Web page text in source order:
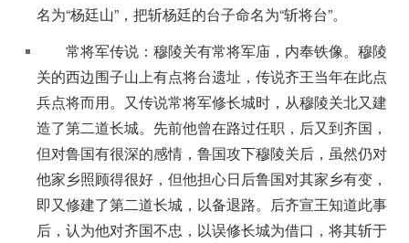
名为“杨廷山”，把斩杨廷的台子命名为“斩将台”。
常将军传说：穆陵关有常将军庙，内奉铁像。穆陵
关的西边围子山上有点将台遗址，传说齐王当年在此点
兵点将而用。又传说常将军修长城时，从穆陵关北又建
造了第二道长城。先前他曾在路过任职，后又到齐国，
但对鲁国有很深的感情，鲁国攻下穆陵关后，虽然仍对
他家乡照顾得很好，但他担心日后鲁国对其家乡有变，
即又修建了第二道长城，以备退路。后齐宣王知道此事
后，认为他对齐国不忠，以误修长城为借口，将其斩于